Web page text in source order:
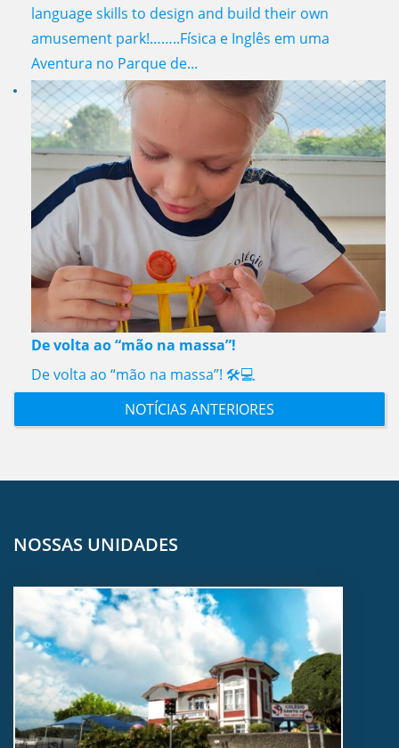
language skills to design and build their own
amusement park!……..Física e Inglês em uma
Aventura no Parque de...
De volta ao “mão na massa”!
De volta ao “mão na massa”! 🛠️💻
NOTÍCIAS ANTERIORES
NOSSAS UNIDADES